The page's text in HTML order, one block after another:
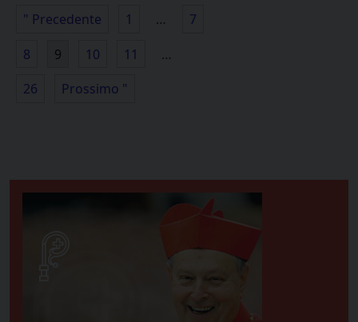
" Precedente 1 …
7
8
9 10 11
…
26
Prossimo "